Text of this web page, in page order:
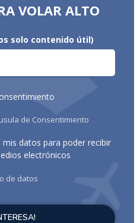
VOLAR ALTO
solo contenido útil)
de Consentimiento
datos para poder recibir
electrónicos
de datos